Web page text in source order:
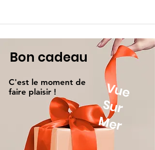
Bon cadeau
C'est le moment de
faire plaisir !
V
u
e
S
u
r
Mer